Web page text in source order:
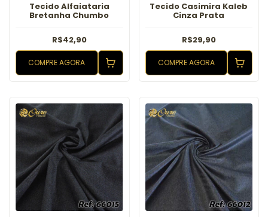
Tecido Alfaiataria
Bretanha Chumbo
R$42,90
COMPRE AGORA
Tecido Casimira Kaleb
Cinza Prata
R$29,90
COMPRE AGORA